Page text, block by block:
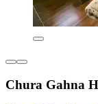
Chura Gahna